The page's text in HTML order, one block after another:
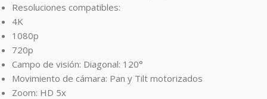
Resoluciones compatibles:
4K
1080p
720p
Campo de visión: Diagonal: 120°
Movimiento de cámara: Pan y Tilt motorizados
Zoom: HD 5x